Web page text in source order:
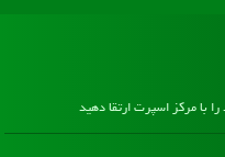
با مرکز اسپرت ارتقا دهید